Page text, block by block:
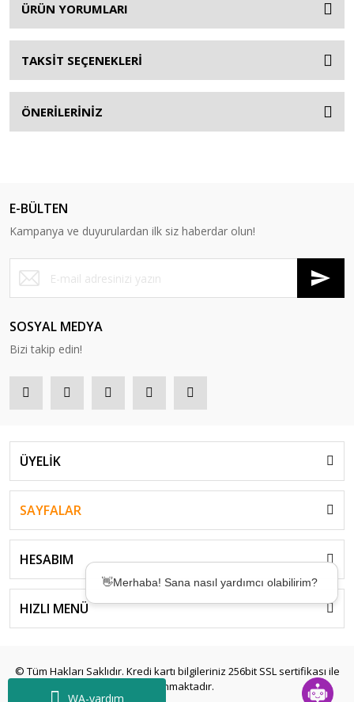
WA-yardım
ÜRÜN YORUMLARI
TAKSİT SEÇENEKLERİ
ÖNERİLERİNİZ
E-BÜLTEN
Kampanya ve duyurulardan ilk siz haberdar olun!
SOSYAL MEDYA
Bizi takip edin!
ÜYELİK
SAYFALAR
HESABIM
HIZLI MENÜ
© Tüm Hakları Saklıdır. Kredi kartı bilgileriniz 256bit SSL sertifikası ile
korunmaktadır.
👋Merhaba! Sana nasıl yardımcı olabilirim?
🤖Desteğe mi ihtiyacın var? Birkaç saniyede